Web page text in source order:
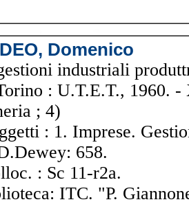
Domenico
industriali
: U.T.E.T., 1960.
; 4)
: 1. Imprese.
658.
: Sc 11-r2a.
ITC. "P.